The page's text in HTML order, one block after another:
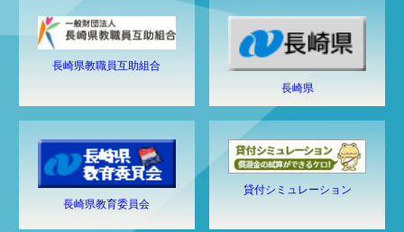
長崎県教職員互助組合
長崎県
長崎県教育委員会
貸付シミュレーション